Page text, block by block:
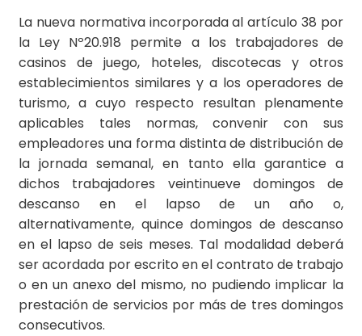
La nueva normativa incorporada al artículo 38 por
la Ley Nº20.918 permite a los trabajadores de
casinos de juego, hoteles, discotecas y otros
establecimientos similares y a los operadores de
turismo, a cuyo respecto resultan plenamente
aplicables tales normas, convenir con sus
empleadores una forma distinta de distribución de
la jornada semanal, en tanto ella garantice a
dichos trabajadores veintinueve domingos de
descanso en el lapso de un año o,
alternativamente, quince domingos de descanso
en el lapso de seis meses. Tal modalidad deberá
ser acordada por escrito en el contrato de trabajo
o en un anexo del mismo, no pudiendo implicar la
prestación de servicios por más de tres domingos
consecutivos.